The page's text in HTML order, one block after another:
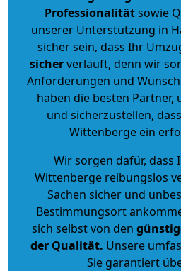
Professionalitätsowie
unserer Unterstützung in
sicher sein, dass Ihr
sicherverläuft, denn wir
Anforderungen und
haben die besten Partner,
und sicherzustellen,
Wittenberge ein
Wir sorgen dafür, dass
Wittenberge reibungslos
Sachen sicher und
Bestimmungsort
sich selbst von den
der Qualität. Unsere
Sie garantiert